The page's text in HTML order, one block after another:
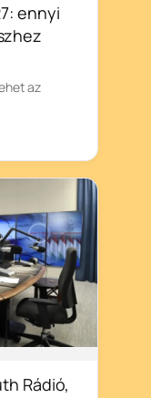
ennyi
az
Rádió,